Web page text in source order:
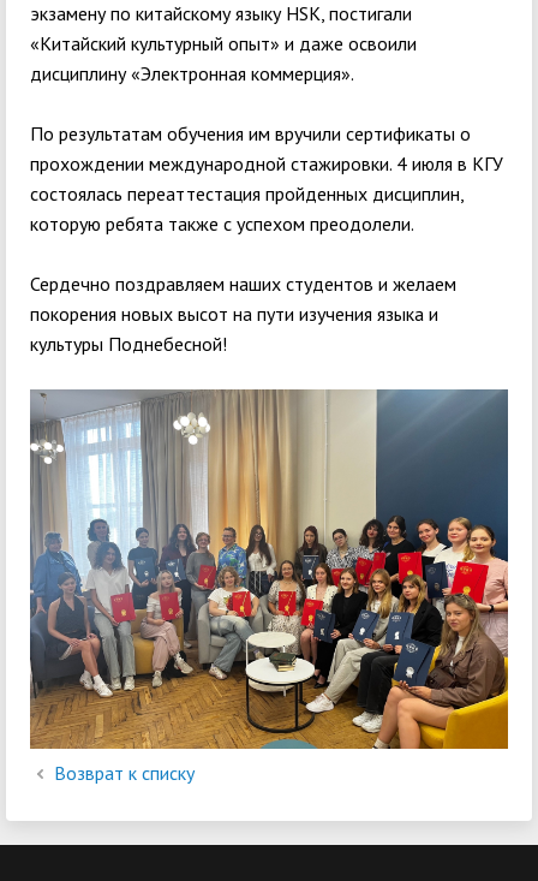
экзамену по китайскому языку HSK, постигали
«Китайский культурный опыт» и даже освоили
дисциплину «Электронная коммерция».
По результатам обучения им вручили сертификаты о
прохождении международной стажировки. 4 июля в КГУ
состоялась переаттестация пройденных дисциплин,
которую ребята также с успехом преодолели.
Сердечно поздравляем наших студентов и желаем
покорения новых высот на пути изучения языка и
культуры Поднебесной!
Возврат к списку